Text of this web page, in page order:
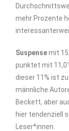
mehr Prozente
Suspensemit
punktet mit
dieser 11% ist
männliche
Beckett, aber
hier tendenziell
Leser*innen.